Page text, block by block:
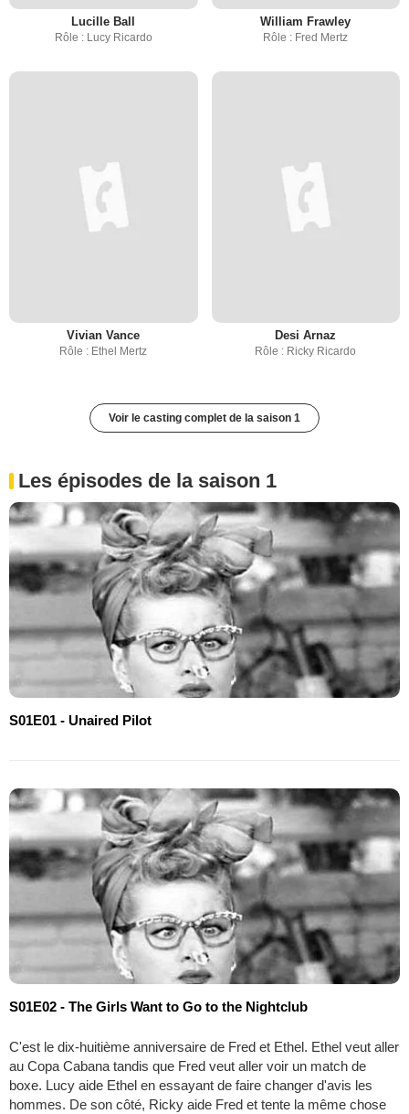
Lucille Ball
Rôle : Lucy Ricardo
William Frawley
Rôle : Fred Mertz
Vivian Vance
Rôle : Ethel Mertz
Desi Arnaz
Rôle : Ricky Ricardo
Voir le casting complet de la saison 1
Les épisodes de la saison 1
S01E01 - Unaired Pilot
S01E02 - The Girls Want to Go to the Nightclub
C'est le dix-huitième anniversaire de Fred et Ethel. Ethel veut aller
au Copa Cabana tandis que Fred veut aller voir un match de
boxe. Lucy aide Ethel en essayant de faire changer d'avis les
hommes. De son côté, Ricky aide Fred et tente la même chose